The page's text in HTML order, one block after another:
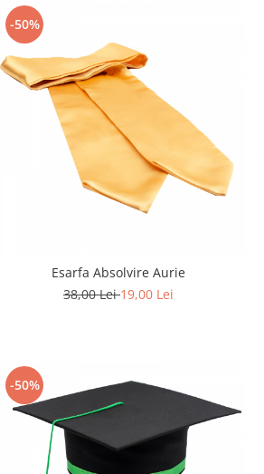
-50%
Esarfa Absolvire Aurie
38,00 Lei19,00 Lei
-50%